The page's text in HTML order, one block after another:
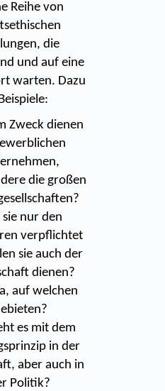
Reihe von
die
und auf eine
warten. Dazu
Zweck dienen
die großen
sie nur den
verpflichtet
sie auch der
dienen?
auf welchen
es mit dem
in der
aber auch in
Politik?